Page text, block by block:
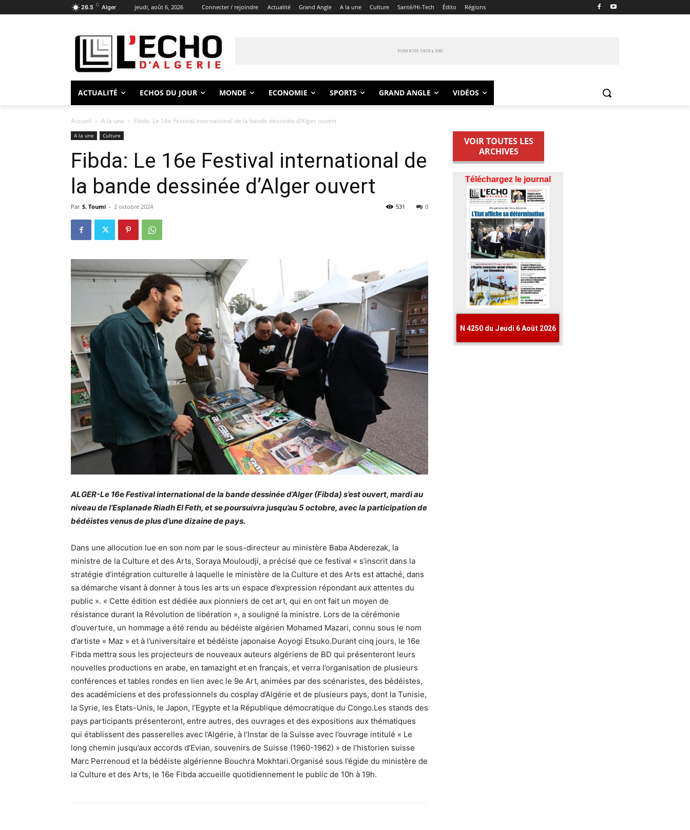
26.5 C Alger jeudi, août 6, 2026 Connecter / rejoindre Actualité Grand Angle A la une Culture Santé/Hi-Tech Édito Régions
ACTUALITÉ ECHOS DU JOUR MONDE ECONOMIE SPORTS GRAND ANGLE VIDÉOS
Accueil A la une Fibda: Le 16e Festival international de la bande dessinée d’Alger ouvert
A la une Culture
Fibda: Le 16e Festival international de
la bande dessinée d’Alger ouvert
Par S. Toumi - 2 octobre 2024 0
531
ALGER-Le 16e Festival international de la bande dessinée d’Alger (Fibda) s’est ouvert, mardi au
niveau de l’Esplanade Riadh El Feth, et se poursuivra jusqu’au 5 octobre, avec la participation de
bédéistes venus de plus d’une dizaine de pays.
Dans une allocution lue en son nom par le sous-directeur au ministère Baba Abderezak, la
ministre de la Culture et des Arts, Soraya Mouloudji, a précisé que ce festival « s’inscrit dans la
stratégie d’intégration culturelle à laquelle le ministère de la Culture et des Arts est attaché, dans
sa démarche visant à donner à tous les arts un espace d’expression répondant aux attentes du
public ». « Cette édition est dédiée aux pionniers de cet art, qui en ont fait un moyen de
résistance durant la Révolution de libération », a souligné la ministre. Lors de la cérémonie
d’ouverture, un hommage a été rendu au bédéiste algérien Mohamed Mazari, connu sous le nom
d’artiste « Maz » et à l’universitaire et bédéiste japonaise Aoyogi Etsuko.Durant cinq jours, le 16e
Fibda mettra sous les projecteurs de nouveaux auteurs algériens de BD qui présenteront leurs
nouvelles productions en arabe, en tamazight et en français, et verra l’organisation de plusieurs
conférences et tables rondes en lien avec le 9e Art, animées par des scénaristes, des bédéistes,
des académiciens et des professionnels du cosplay d’Algérie et de plusieurs pays, dont la Tunisie,
la Syrie, les Etats-Unis, le Japon, l’Egypte et la République démocratique du Congo.Les stands des
pays participants présenteront, entre autres, des ouvrages et des expositions aux thématiques
qui établissent des passerelles avec l’Algérie, à l’Instar de la Suisse avec l’ouvrage intitulé « Le
long chemin jusqu’aux accords d’Evian, souvenirs de Suisse (1960-1962) » de l’historien suisse
Marc Perrenoud et la bédéiste algérienne Bouchra Mokhtari.Organisé sous l’égide du ministère de
la Culture et des Arts, le 16e Fibda accueille quotidiennement le public de 10h à 19h.
VOIR TOUTES LES
ARCHIVES